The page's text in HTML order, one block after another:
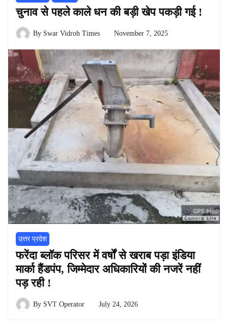
चुनाव से पहले काले धन की बड़ी खेप पकड़ी गई !
By Swar Vidroh Times November 7, 2025
उत्तर प्रदेश
फरेंदा ब्लॉक परिसर में वर्षों से खराब पड़ा इंडिया
मार्का हैंडपंप, जिम्मेदार अधिकारियों की नजरें नहीं
पड़ रही !
By SVT Operator July 24, 2026